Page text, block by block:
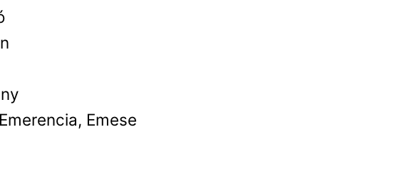
Emese